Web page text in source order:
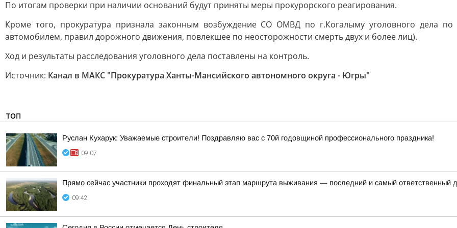
По итогам проверки при наличии оснований будут приняты меры прокурорского реагирования.
Кроме того, прокуратура признала законным возбуждение СО ОМВД по г.Когалыму уголовного дела
автомобилем, правил дорожного движения, повлекшее по неосторожности смерть двух и более лиц).
Ход и результаты расследования уголовного дела поставлены на контроль.
Источник: Канал в МАКС "Прокуратура Ханты-Мансийского автономного округа - Югры"
ТОП
Руслан Кухарук: Уважаемые строители! Поздравляю вас с 70й годовщиной профессионального праздника!
09:07
Прямо сейчас участники проходят финальный этап маршрута выживания — последний и самый ответственный
09:42